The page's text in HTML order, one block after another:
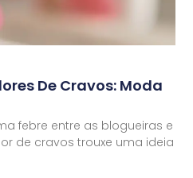
De Cravos: Moda
febre entre as blogueiras e
de cravos trouxe uma ideia